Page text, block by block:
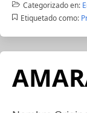
Categorizado en:
Etiquetado como: